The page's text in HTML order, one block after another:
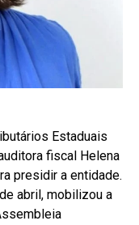
Estaduais
fiscal Helena
presidir a entidade.
abril, mobilizou a